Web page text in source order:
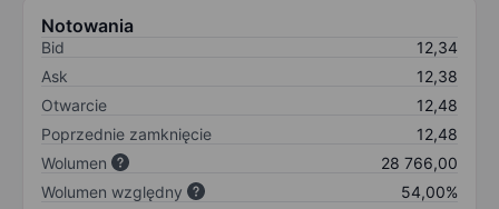
Notowania
Bid
12,34
Ask
12,38
Otwarcie
12,48
Poprzednie zamknięcie
12,48
Wolumen
28 766,00
Wolumen względny
54,00%